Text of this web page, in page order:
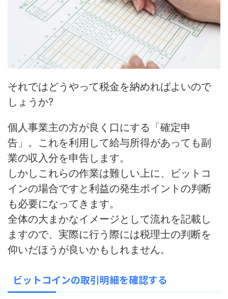
それではどうやって税金を納めればよいので
しょうか?
個人事業主の方が良く口にする「確定申
告」。これを利用して給与所得があっても副
業の収入分を申告します。
しかしこれらの作業は難しい上に、ビットコ
インの場合ですと利益の発生ポイントの判断
も必要になってきます。
全体の大まかなイメージとして流れを記載し
ますので、 実際に行う際には税理士の判断を
仰いだほうが良いかもしれません。
ビットコインの取引明細を確認する